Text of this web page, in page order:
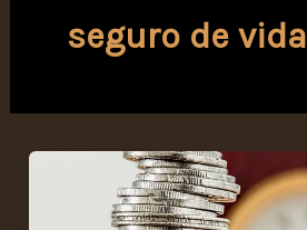
seguro de vida